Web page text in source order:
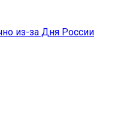
из-за Дня России